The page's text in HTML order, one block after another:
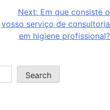
Next: Em que consiste o
vosso serviço de consultoria
em higiene profissional?
Search